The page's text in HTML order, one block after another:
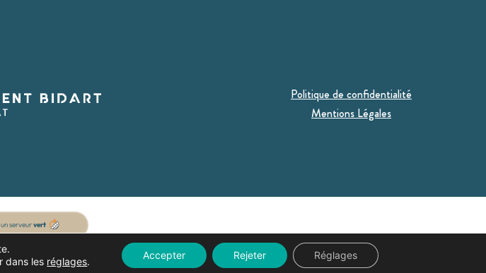
Politique de confidentialité
Mentions Légales
serveurvert
durer, parmak2com
dans les réglages.
Accepter Rejeter Réglages